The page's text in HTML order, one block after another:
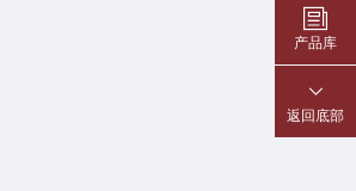
产品库
返回底部